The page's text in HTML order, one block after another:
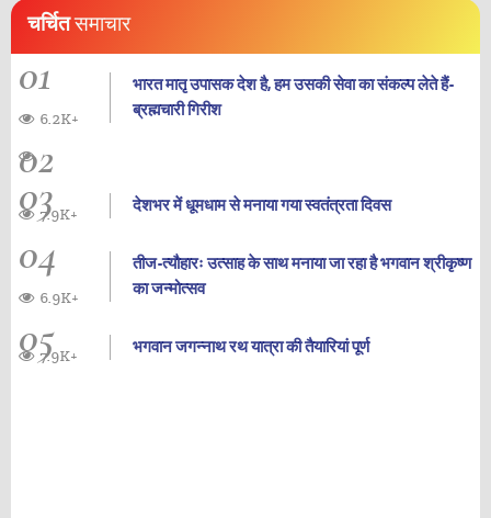
चर्चितसमाचार
01
भारत मातृ उपासक देश है, हम उसकी सेवा का संकल्प लेते हैं-
ब्रह्मचारी गिरीश
6.2K+
02
03 देशभर में धूमधाम से मनाया गया स्वतंत्रता दिवस
7.9K+
04
तीज-त्यौहारः उत्साह के साथ मनाया जा रहा है भगवान श्रीकृष्ण
का जन्‍मोत्‍सव
6.9K+
05 भगवान जगन्नाथ रथ यात्रा की तैयारियां पूर्ण
7.9K+